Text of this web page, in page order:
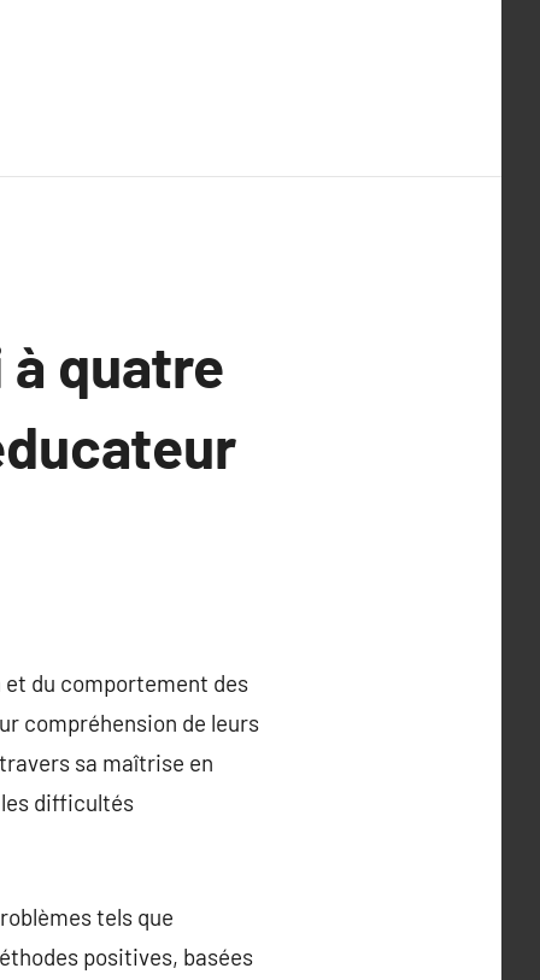
quatre
et du comportement des
compréhension de leurs
sa maîtrise en
difficultés
tels que
positives, basées